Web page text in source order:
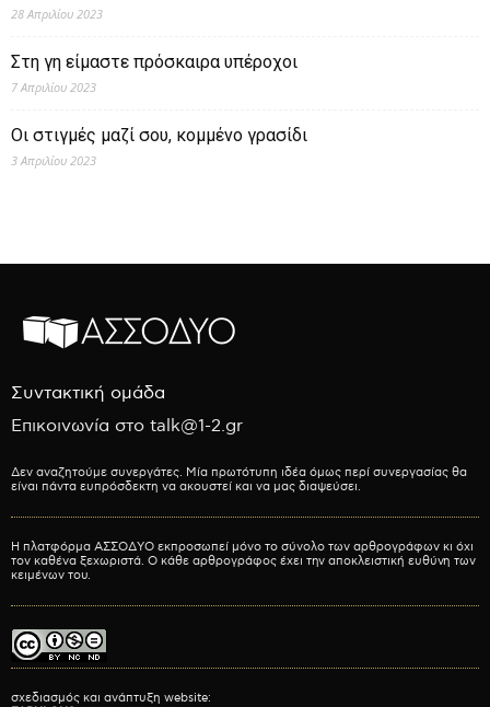
28 Απριλίου 2023
Στη γη είμαστε πρόσκαιρα υπέροχοι
7 Απριλίου 2023
Οι στιγμές μαζί σου, κομμένο γρασίδι
3 Απριλίου 2023
Συντακτική ομάδα
Επικοινωνία στο talk@1-2.gr
Δεν αναζητούμε συνεργάτες. Μία πρωτότυπη ιδέα όμως περί συνεργασίας θα
είναι πάντα ευπρόσδεκτη να ακουστεί και να μας διαψεύσει.
Η πλατφόρμα ΑΣΣΟΔΥΟ εκπροσωπεί μόνο το σύνολο των αρθρογράφων κι όχι
τον καθένα ξεχωριστά. Ο κάθε αρθρογράφος έχει την αποκλειστική ευθύνη των
κειμένων του.
σχεδιασμός και ανάπτυξη website: